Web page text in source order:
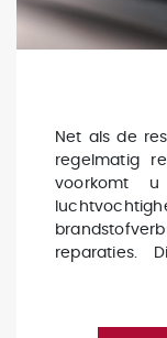
Net als de
regelmatig
voorkomt
reparaties.